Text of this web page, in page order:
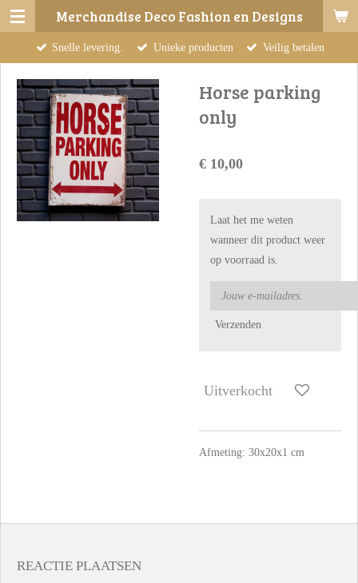
Ga
de
hoofdinhoud
Merchandise Deco Fashion en Designs
Snelle levering. Unieke producten Veilig betalen
Horse parking
only
€ 10,00
Laat het me weten
wanneer dit product weer
op voorraad is.
Verzenden
Uitverkocht
Afmeting: 30x20x1 cm
REACTIE PLAATSEN